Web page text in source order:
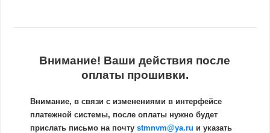
Внимание! Ваши действия после
оплаты прошивки.
Внимание, в связи с изменениями в интерфейсе
платежной системы, после оплаты нужно будет
прислать письмо на почтуstmnvm@ya.ru и указать